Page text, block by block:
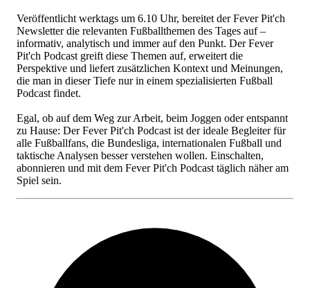
Veröffentlicht werktags um 6.10 Uhr, bereitet der Fever Pit'ch
Newsletter die relevanten Fußballthemen des Tages auf –
informativ, analytisch und immer auf den Punkt. Der Fever
Pit'ch Podcast greift diese Themen auf, erweitert die
Perspektive und liefert zusätzlichen Kontext und Meinungen,
die man in dieser Tiefe nur in einem spezialisierten Fußball
Podcast findet.
Egal, ob auf dem Weg zur Arbeit, beim Joggen oder entspannt
zu Hause: Der Fever Pit'ch Podcast ist der ideale Begleiter für
alle Fußballfans, die Bundesliga, internationalen Fußball und
taktische Analysen besser verstehen wollen. Einschalten,
abonnieren und mit dem Fever Pit'ch Podcast täglich näher am
Spiel sein.